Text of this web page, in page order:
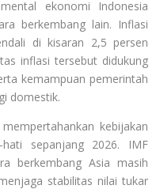
ekonomi Indonesia
berkembang lain. Inflasi
di kisaran 2,5 persen
inflasi tersebut didukung
kemampuan pemerintah
domestik.
kebijakan
sepanjang 2026. IMF
berkembang Asia masih
stabilitas nilai tukar